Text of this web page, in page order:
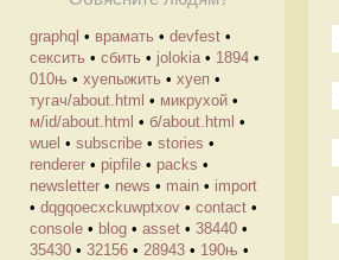
graphql • врамать • devfest •
сексить • сбить • jolokia • 1894 •
010њ • хуепыжить • хуеп •
тугач/about.html • микрухой •
м/id/about.html • б/about.html •
wuel • subscribe • stories •
renderer • pipfile • packs •
newsletter • news • main • import
• dqgqoecxckuwptxov • contact •
console • blog • asset • 38440 •
35430 • 32156 • 28943 • 190њ •